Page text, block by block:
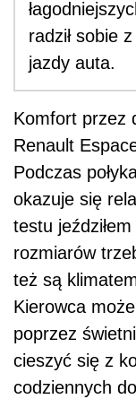
radził sobie
jazdy auta.
Komfort przez
Renault
Podczas
okazuje się
testu
rozmiarów
też są
Kierowca
poprzez
cieszyć się z
codziennych